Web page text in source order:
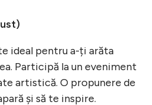
ideal pentru a-ți arăta
Participă la un eveniment
artistică. O propunere de
și să te inspire.